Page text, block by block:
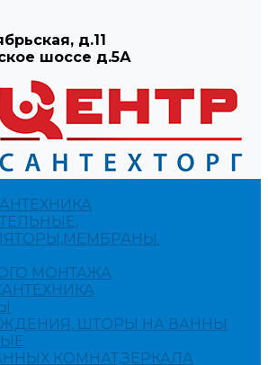
д.11
шоссе д.5А
МОНТАЖА
ШТОРЫ НА ВАННЫ
КОМНАТ,ЗЕРКАЛА